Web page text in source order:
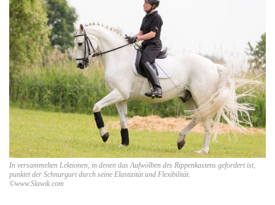
In versammelten Lektionen, in denen das Aufwölben des Rippenkastens gefordert ist,
punktet der Schnurgurt durch seine Elastizität und Flexibilität.
©www.Slawik.com